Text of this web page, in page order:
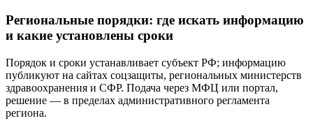
Региональные порядки: где искать информацию
и какие установлены сроки
Порядок и сроки устанавливает субъект РФ; информацию
публикуют на сайтах соцзащиты, региональных министерств
здравоохранения и СФР. Подача через МФЦ или портал,
решение — в пределах административного регламента
региона.